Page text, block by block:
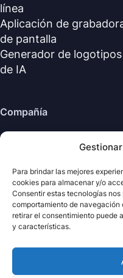
Para brindar las mejores
cookies para almacenar y/o
Consentir estas tecnologías
comportamiento de navegación
retirar el consentimiento puede
y características.
línea
Aplicación de
de pantalla
Generador de logotipos
de IA
Compañía
Sobre nosotros
Centro de soporte